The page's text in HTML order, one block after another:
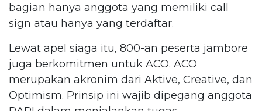
bagian hanya anggota yang memiliki call
sign atau hanya yang terdaftar.
Lewat apel siaga itu, 800-an peserta jambore
juga berkomitmen untuk ACO. ACO
merupakan akronim dari Aktive, Creative, dan
Optimism. Prinsip ini wajib dipegang anggota